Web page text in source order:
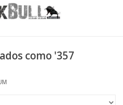
como '357